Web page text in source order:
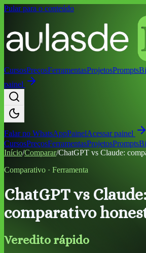
Pular para o conteúdo
CursosPreçosFerramentasProjetosPrompts
painel
Falar no WhatsAppPainelAcessar painel
CursosPreçosFerramentasProjetosPrompts
Início/Comparar/ChatGPT vs Claude:
Comparativo · Ferramenta
ChatGPT vs
comparativo
Veredito rápido